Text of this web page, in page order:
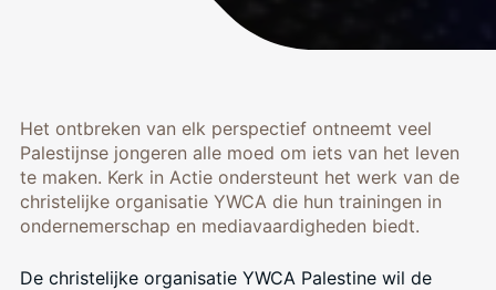
Het ontbreken van elk perspectief ontneemt veel
Palestijnse jongeren alle moed om iets van het leven
te maken. Kerk in Actie ondersteunt het werk van de
christelijke organisatie YWCA die hun trainingen in
ondernemerschap en mediavaardigheden biedt.
De christelijke organisatie YWCA Palestine wil de